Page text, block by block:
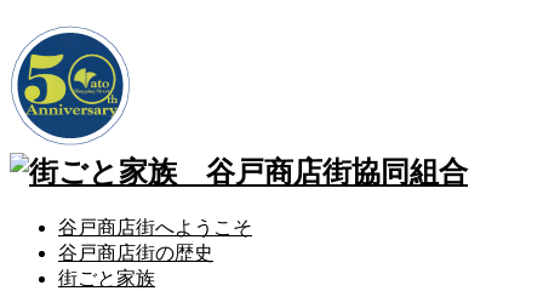
谷戸商店街へようこそ
谷戸商店街の歴史
街ごと家族